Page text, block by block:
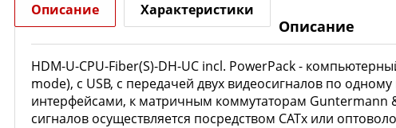
Описание Характеристики
Описание
HDM-U-CPU-Fiber(S)-DH-UC incl. PowerPack -
mode), с USB, с передачей двух видеосигналов по
интерфейсами, к матричным коммутаторам Guntermann
сигналов осуществляется посредством CATx или